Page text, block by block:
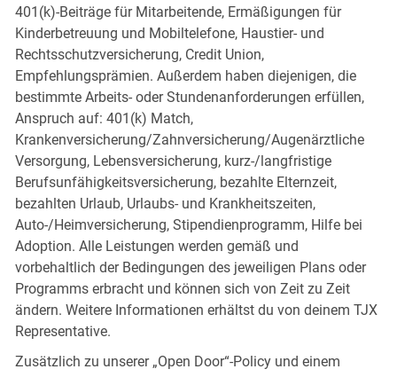
401(k)-Beiträge für Mitarbeitende, Ermäßigungen für
Kinderbetreuung und Mobiltelefone, Haustier- und
Rechtsschutzversicherung, Credit Union,
Empfehlungsprämien. Außerdem haben diejenigen, die
bestimmte Arbeits- oder Stundenanforderungen erfüllen,
Anspruch auf: 401(k) Match,
Krankenversicherung/Zahnversicherung/Augenärztliche
Versorgung, Lebensversicherung, kurz-/langfristige
Berufsunfähigkeitsversicherung, bezahlte Elternzeit,
bezahlten Urlaub, Urlaubs- und Krankheitszeiten,
Auto-/Heimversicherung, Stipendienprogramm, Hilfe bei
Adoption. Alle Leistungen werden gemäß und
vorbehaltlich der Bedingungen des jeweiligen Plans oder
Programms erbracht und können sich von Zeit zu Zeit
ändern. Weitere Informationen erhältst du von deinem TJX
Representative.
Zusätzlich zu unserer „Open Door“-Policy und einem